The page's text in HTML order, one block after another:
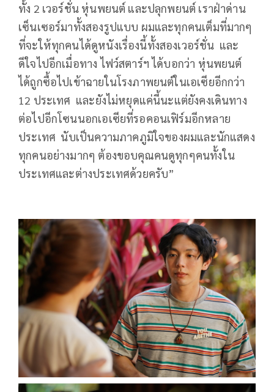
ทั้ง 2 เวอร์ชั่น หุ่นพยนต์ และปลุกพยนต์ เราฝ่าด่าน
เซ็นเซอร์มาทั้งสองรูปแบบ ผมและทุกคนเต็มที่มากๆ
ที่จะให้ทุกคนได้ดูหนังเรื่องนี้ทั้งสองเวอร์ชั่น และ
ดีใจไปอีกเมื่อทาง ไฟว์สตาร์ฯ ได้บอกว่า หุ่นพยนต์
ได้ถูกซื้อไปเข้าฉายในโรงภาพยนต์ในเอเซียอีกกว่า
12 ประเทศ และยังไม่หยุดแค่นี้นะแต่ยังคงเดินทาง
ต่อไปอีกโซนนอกเอเซียที่รอคอนเฟิร์มอีกหลาย
ประเทศ นับเป็นความภาคภูมิใจของผมและนักแสดง
ทุกคนอย่างมากๆ ต้องขอบคุณคนดูทุกๆคนทั้งใน
ประเทศและต่างประเทศด้วยครับ”